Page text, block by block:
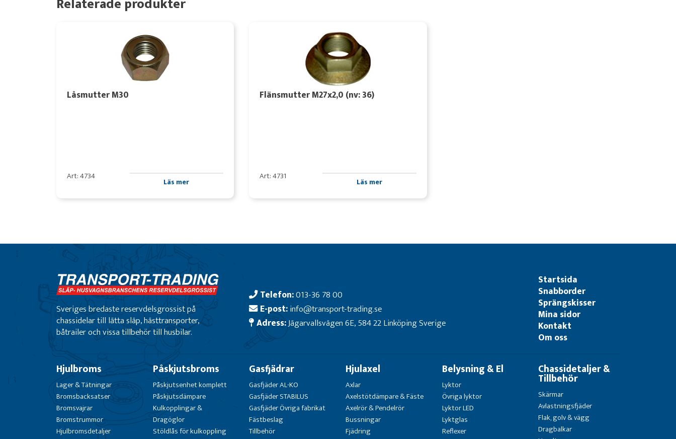
Låsmutter M30
Art: 4734 Läs mer
Flänsmutter M27x2,0 (nv: 36)
Art: 4731 Läs mer
Sveriges bredaste reservdelsgrossist på
chassidelar till lätta släp, hästtransporter,
båtrailer och vissa tillbehör till husbilar.
Telefon:013-36 78 00
E-post:info@transport-trading.se
Adress:Jägarvallsvägen 6E, 584 22 Linköping Sverige
Startsida
Snabborder
Sprängskisser
Mina sidor
Kontakt
Om oss
Hjulbroms
Lager & Tätningar
Bromsbacksatser
Bromsvajrar
Bromstrummor
Hjulbromsdetaljer
Påskjutsbroms
Påskjutsenhet komplett
Påskjutsdämpare
Kulkopplingar &
Dragöglor
Stöldlås för kulkoppling
Gasfjädrar
Gasfjäder AL-KO
Gasfjäder STABILUS
Gasfjäder Övriga fabrikat
Fästbeslag
Tillbehör
Hjulaxel
Axlar
Axelstötdämpare & Fäste
Axelrör & Pendelrör
Bussningar
Fjädring
Belysning & El
Lyktor
Övriga lyktor
Lyktor LED
Lyktglas
Reflexer
Chassidetaljer &
Tillbehör
Skärmar
Avlastningsfjäder
Flak, golv & vägg
Dragbalkar